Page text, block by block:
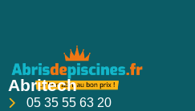
Abritech
05 35 55 63 20